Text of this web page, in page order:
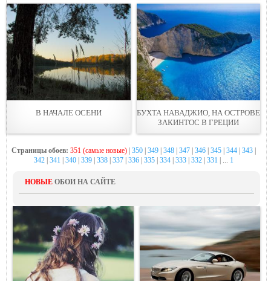
В НАЧАЛЕ ОСЕНИ
БУХТА НАВАДЖИО, НА ОСТРОВЕ
ЗАКИНТОС В ГРЕЦИИ
Страницы обоев: 351 (самые новые)| 350| 349| 348| 347| 346| 345| 344| 343|
342| 341 340| 339| 338| 337| 336| 335| 334| 333| 332| 331 | ... 1
НОВЫЕ ОБОИ НА САЙТЕ